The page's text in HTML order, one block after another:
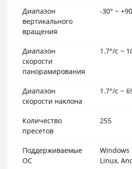
Диапазон
вертикального
вращения
-30° ~
Диапазон
скорости
панорамирования
1.7°/с ~
Диапазон
скорости наклона
1.7°/с ~
Количество
пресетов
255
Поддерживаемые
ОС
Windows
Linux,